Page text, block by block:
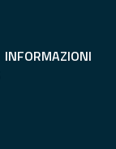
INFORMAZIONI